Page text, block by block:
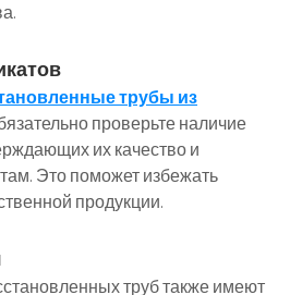
трубы из
проверьте наличие
их качество и
Это поможет избежать
продукции.
труб также имеют